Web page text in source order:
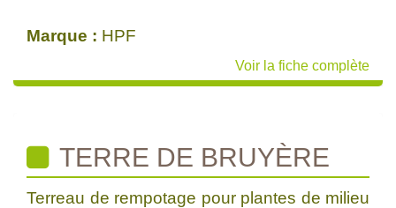
Marque : HPF
Voir la fiche complète
TERRE DE BRUYÈRE
Terreau de rempotage pour plantes de milieu